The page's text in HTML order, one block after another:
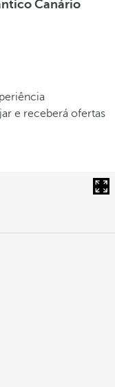
Canário
e receberá ofertas